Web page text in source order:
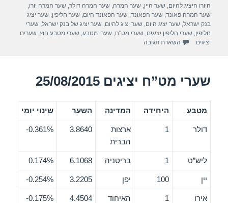
o
o
k
היורו היציג להיום,שער היין,שער המרה,שער המרה דולר,שער המרה יורו,
שער המרה פאונד,שער הפאונד,שער הפאונד היום,שער חליפין,שער יציג
בנק ישראל,שער יציג היום,שער יציג להיום,שער יציג של בנק ישראל,שערי
חליפין,שערי חליפין יציגים,שערי מט"ח,שערי מטבע,שערי מטבע חוץ,שערים
יציגים
השארת תגובה
שערי מט”ח יציגים 25/08/2015
מטבע היחידה המדינה השער שינוי יומי
דולר 1
ארצות
הברית
3.8640
0.361%-
ליש”ט 1 בריטניה 6.1068
0.174%
יין 100 יפן 3.2205
0.254%-
אירו 1
האיחוד
4.4504
0.175%-